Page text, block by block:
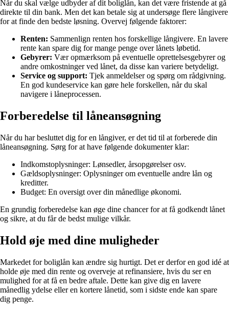
Når du skal vælge udbyder af dit boliglån, kan det være fristende at gå
direkte til din bank. Men det kan betale sig at undersøge flere långivere
for at finde den bedste løsning. Overvej følgende faktorer:
Renten: Sammenlign renten hos forskellige långivere. En lavere
rente kan spare dig for mange penge over lånets løbetid.
Gebyrer: Vær opmærksom på eventuelle oprettelsesgebyrer og
andre omkostninger ved lånet, da disse kan variere betydeligt.
Service og support: Tjek anmeldelser og spørg om rådgivning.
En god kundeservice kan gøre hele forskellen, når du skal
navigere i låneprocessen.
Forberedelse til låneansøgning
Når du har besluttet dig for en långiver, er det tid til at forberede din
låneansøgning. Sørg for at have følgende dokumenter klar:
Indkomstoplysninger: Lønsedler, årsopgørelser osv.
Gældsoplysninger: Oplysninger om eventuelle andre lån og
kreditter.
Budget: En oversigt over din månedlige økonomi.
En grundig forberedelse kan øge dine chancer for at få godkendt lånet
og sikre, at du får de bedst mulige vilkår.
Hold øje med dine muligheder
Markedet for boliglån kan ændre sig hurtigt. Det er derfor en god idé at
holde øje med din rente og overveje at refinansiere, hvis du ser en
mulighed for at få en bedre aftale. Dette kan give dig en lavere
månedlig ydelse eller en kortere lånetid, som i sidste ende kan spare
dig penge.